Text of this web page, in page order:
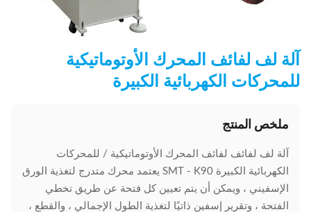
آلة لف لفائف المحرك الأوتوماتيكية
للمحركات الكهربائية الكبيرة
ملخص المنتج
آلة لف لفائف لفائف المحرك الأوتوماتيكية / للمحركات
الكهربائية الكبيرة SMT - K90 يعتمد محرك متدرج لتغذية الورق
الإسفيني ، ويمكن أن يتم تعيين كل فتحة عن طريق تخطي
الفتحة ، وتقرير إسفين ذاتيًا لتغذية الطول الإجمالي ، والقطع ،